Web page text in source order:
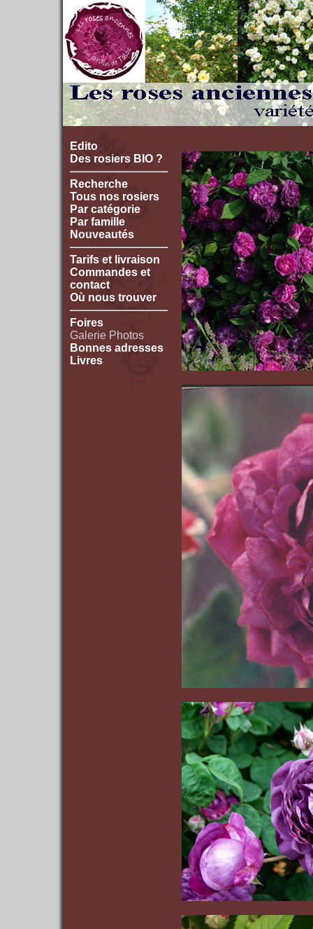
Edito
Des rosiers BIO ?
Recherche
Tous nos rosiers
Par catégorie
Par famille
Nouveautés
Tarifs et livraison
Commandes et
contact
Où nous trouver
Foires
Galerie Photos
Bonnes adresses
Livres